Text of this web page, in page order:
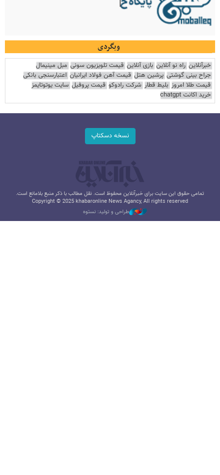
وبگردی
خبرآنلاین راه نو آنلاین بازی آنلاین قیمت تلویزیون سونی مبل مینیمال
جراح بینی گوشتی پرشین هتل قیمت آهن فولاد ایرانیان اعتبارسنجی بانکی
قیمت طلا امروز بلیط قطار شرکت رادوکو قیمت پروفیل سایت یوتوتایمز
خرید اکانت chatgpt
نسخه دسکتاپ
تمامی حقوق این سایت برای خبرآنلاین محفوظ است. نقل مطالب با ذکر منبع بلامانع است.
Copyright © 2025 khabaronline News Agancy, All rights reserved
طراحی و تولید: نستوه